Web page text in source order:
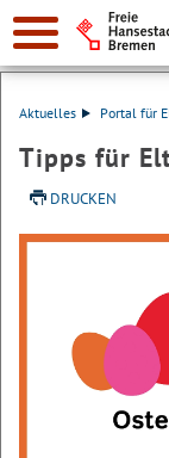
Suche:
Aktuelles Portal für
Tipps für
DRUCKEN